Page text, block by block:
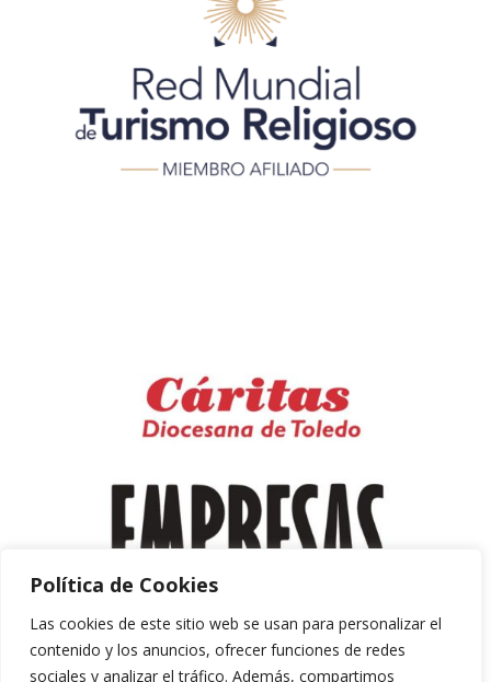
Política de Cookies
Las cookies de este sitio web se usan para personalizar el
contenido y los anuncios, ofrecer funciones de redes
sociales y analizar el tráfico. Además, compartimos